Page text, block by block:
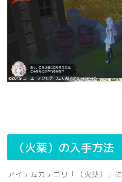
（火薬）の入手方法
アイテムカテゴリ「（火薬）」